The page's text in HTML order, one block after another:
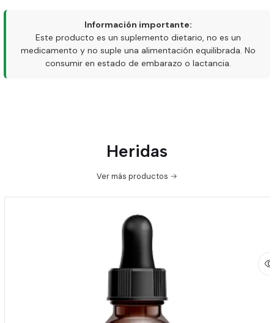
Información importante:
Este producto es un suplemento dietario, no es un
medicamento y no suple una alimentación equilibrada. No
consumir en estado de embarazo o lactancia.
Heridas
Ver más productos